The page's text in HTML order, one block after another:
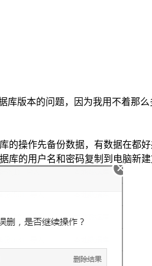
版本的问题，因为我用不着那
的操作先备份数据，有数据在都好
的用户名和密码复制到电脑新建